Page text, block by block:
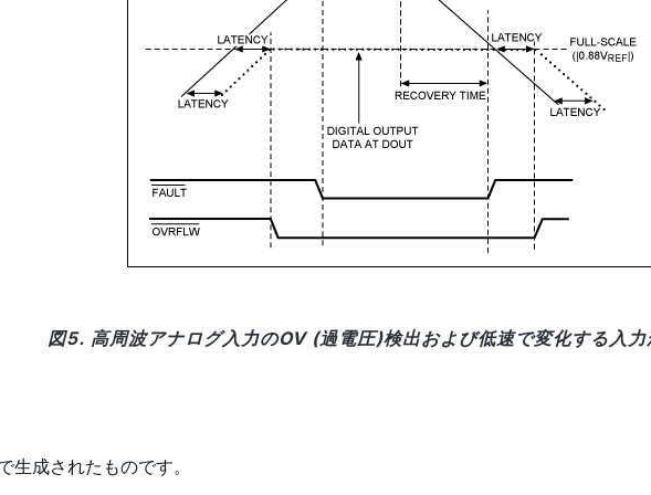
図5. 高周波アナログ入力のOV (過電圧)検出および低速で変化する入力
成されたものです。